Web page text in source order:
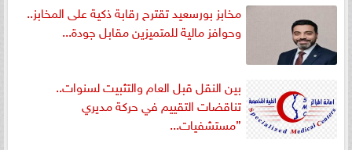
مخابز بورسعيد تقترح رقابة ذكية على المخابز..
وحوافز مالية للمتميزين مقابل جودة...
بين النقل قبل العام والتثبيت لسنوات..
تناقضات التقييم في حركة مديري
”مستشفيات...